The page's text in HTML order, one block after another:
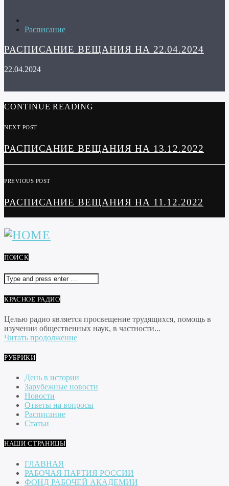
Расписание
РАСПИСАНИЕ ВЕЩАНИЯ НА 22.04.2024
22.04.2024
CONTINUE READING
NEXT POST
РАСПИСАНИЕ ВЕЩАНИЯ НА 13.12.2022
PREVIOUS POST
РАСПИСАНИЕ ВЕЩАНИЯ НА 11.12.2022
ПОИСК
КРАСНОЕ РАДИО
Целью радио является просвещение трудящихся, помощь в
изучении общественных наук, в частности...
Читать продолжение
РУБРИКИ
День в истории
Зарубежные новости
Новости
Ответы на вопросы
Расписание
Статьи
НАШИ СТРАНИЦЫ
ГЛАВНАЯ
РАБОЧАЯ ПАРТИЯ РОССИИ
ФОНД РАБОЧЕЙ АКАДЕМИИ